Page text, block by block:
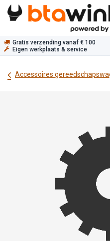
Overslaan naar inhoud
Gratis verzending vanaf € 100
Eigen werkplaats & service
Accessoires